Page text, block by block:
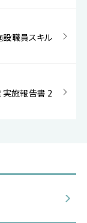
設職員スキル
施報告書 2